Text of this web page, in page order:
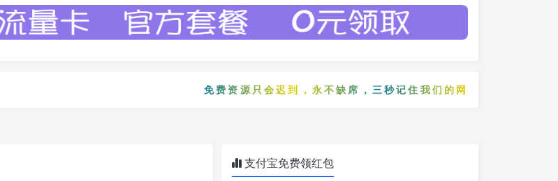
免费资源只会迟到，永不缺席，三秒记住我们的网站：5zyw.com
支付宝免费领红包